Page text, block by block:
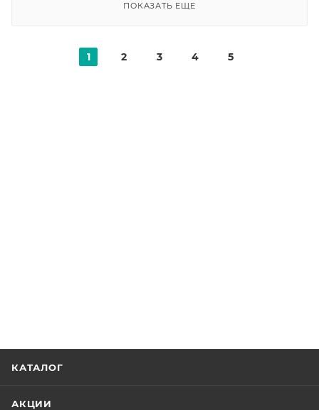
ПОКАЗАТЬ ЕЩЕ
1 2 3 4 5
КАТАЛОГ
АКЦИИ